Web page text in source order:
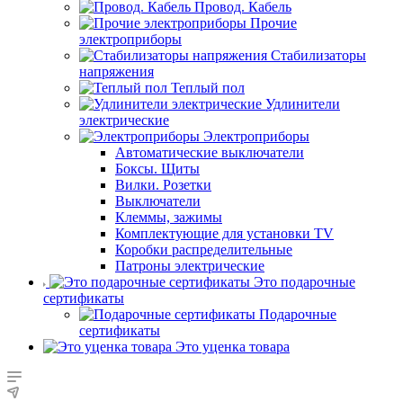
Провод. Кабель
Прочие
электроприборы
Стабилизаторы
напряжения
Теплый пол
Удлинители
электрические
Электроприборы
Автоматические выключатели
Боксы. Щиты
Вилки. Розетки
Выключатели
Клеммы, зажимы
Комплектующие для установки TV
Коробки распределительные
Патроны электрические
Это подарочные
сертификаты
Подарочные
сертификаты
Это уценка товара